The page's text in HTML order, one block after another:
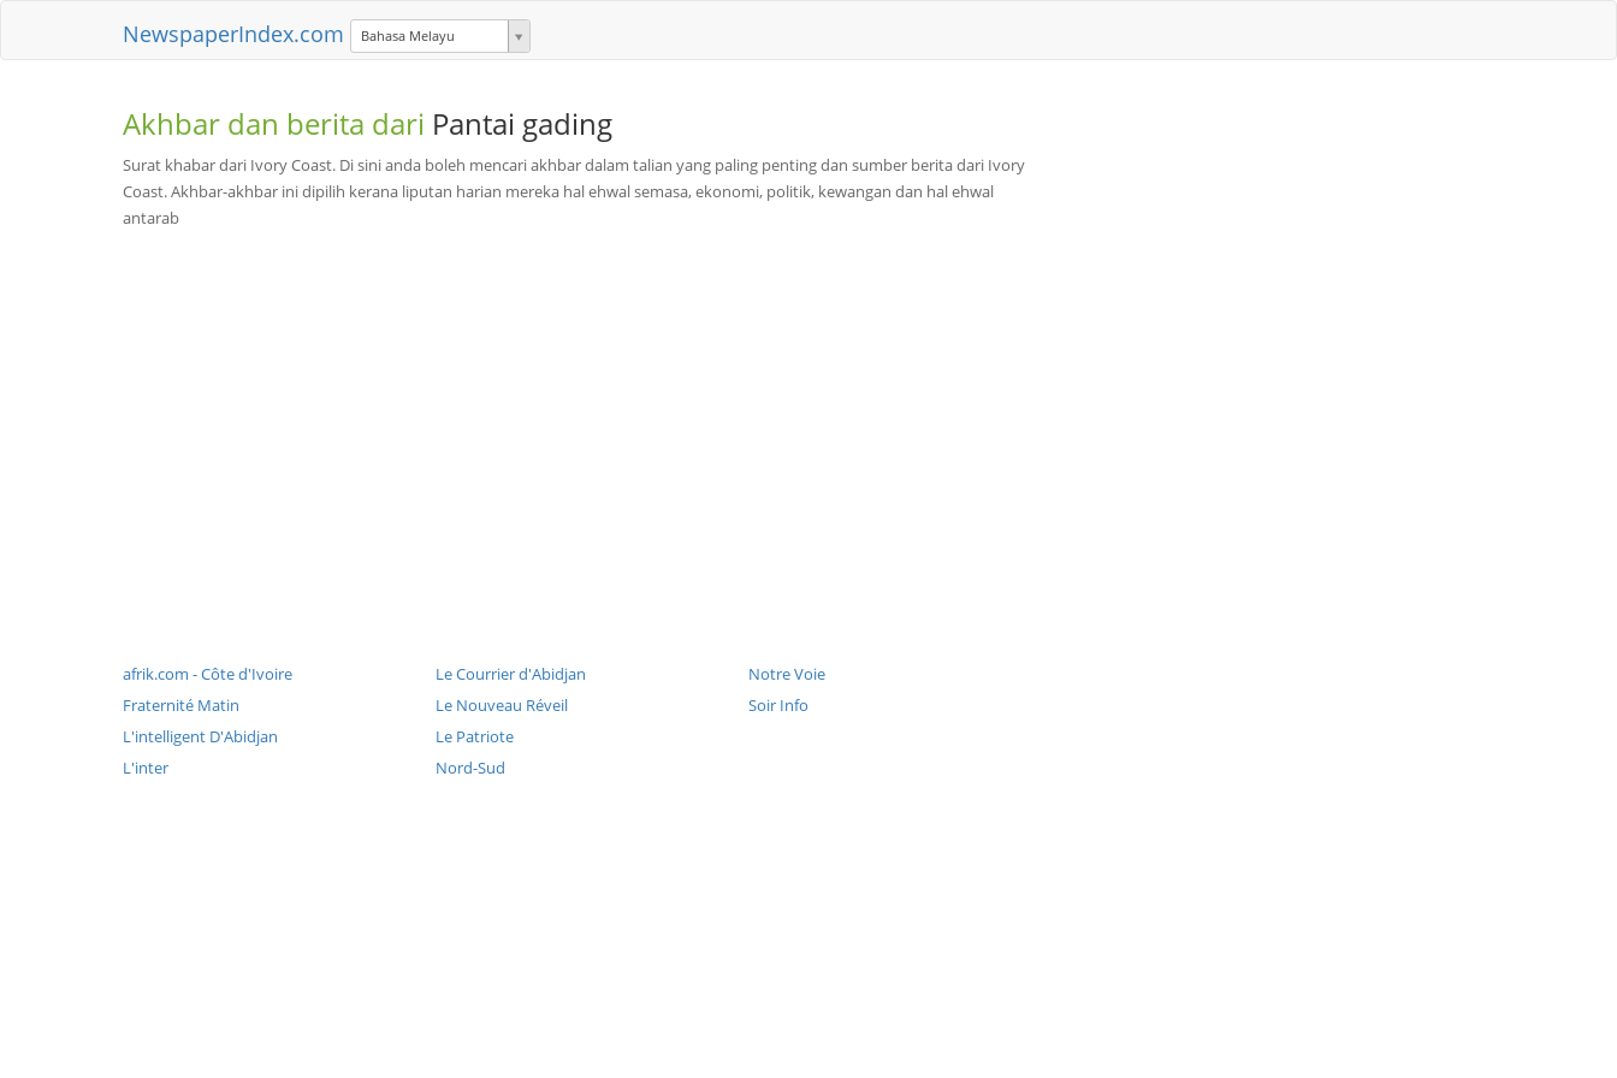
NewspaperIndex.com Bahasa Melayu
Akhbar dan berita dari Pantai gading
Surat khabar dari Ivory Coast. Di sini anda boleh mencari akhbar dalam talian yang paling penting dan sumber berita dari Ivory
Coast. Akhbar-akhbar ini dipilih kerana liputan harian mereka hal ehwal semasa, ekonomi, politik, kewangan dan hal ehwal
antarab
afrik.com - Côte d'Ivoire
Fraternité Matin
L'intelligent D'Abidjan
L'inter
Le Courrier d'Abidjan
Le Nouveau Réveil
Le Patriote
Nord-Sud
Notre Voie
Soir Info